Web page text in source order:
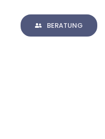
BERATUNG